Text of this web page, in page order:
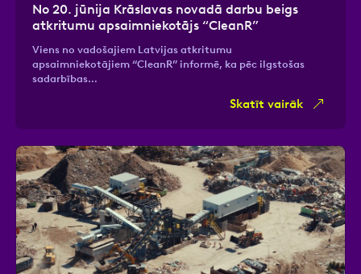
No 20. jūnija Krāslavas novadā darbu beigs
atkritumu apsaimniekotājs “CleanR”
Viens no vadošajiem Latvijas atkritumu
apsaimniekotājiem “CleanR” informē, ka pēc ilgstošas
sadarbības…
Skatīt vairāk